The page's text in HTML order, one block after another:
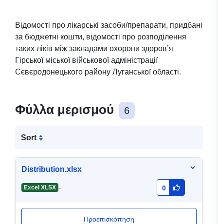
здоров’я та їх залишки в
кожному з них
Відомості про лікарські засоби/препарати, придбані
за бюджетні кошти, відомості про розподілення
таких ліків між закладами охорони здоров’я
Гірської міської військової адміністрації
Сєвєродонецького району Луганської області.
Φύλλα μερισμού 6
Sort
Distribution.xlsx
Excel XLSX - 0
Προεπισκόπηση